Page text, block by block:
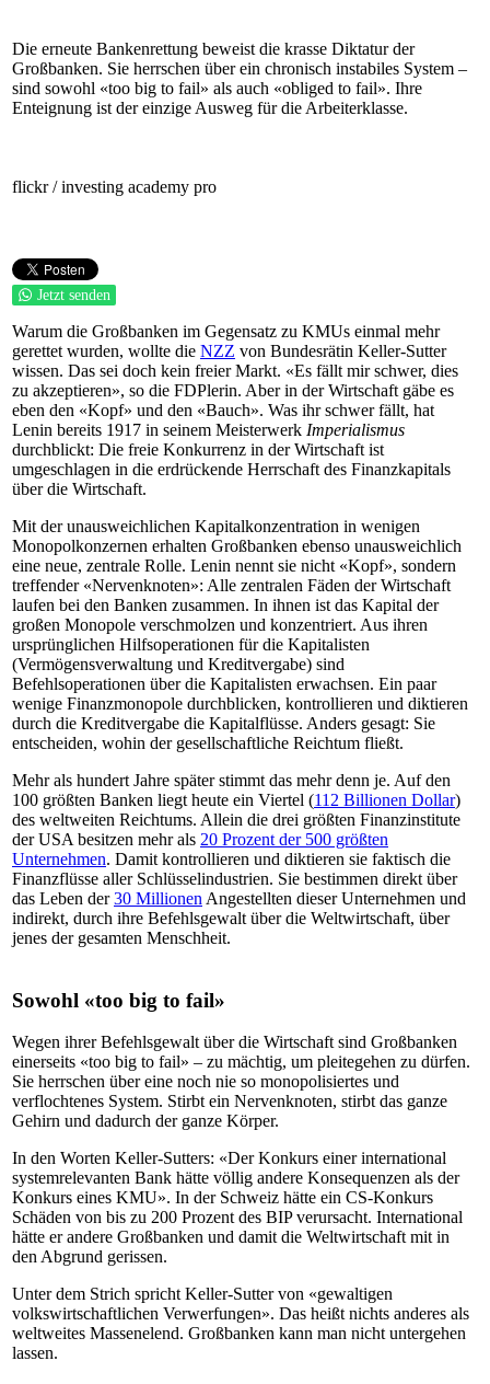
Die erneute Bankenrettung beweist die krasse Diktatur der
Großbanken. Sie herrschen über ein chronisch instabiles System –
sind sowohl «too big to fail» als auch «obliged to fail». Ihre
Enteignung ist der einzige Ausweg für die Arbeiterklasse.
flickr / investing academy pro
Jetzt senden
Warum die Großbanken im Gegensatz zu KMUs einmal mehr
gerettet wurden, wollte die NZZ von Bundesrätin Keller-Sutter
wissen. Das sei doch kein freier Markt. «Es fällt mir schwer, dies
zu akzeptieren», so die FDPlerin. Aber in der Wirtschaft gäbe es
eben den «Kopf» und den «Bauch». Was ihr schwer fällt, hat
Lenin bereits 1917 in seinem Meisterwerk Imperialismus
durchblickt: Die freie Konkurrenz in der Wirtschaft ist
umgeschlagen in die erdrückende Herrschaft des Finanzkapitals
über die Wirtschaft.
Mit der unausweichlichen Kapitalkonzentration in wenigen
Monopolkonzernen erhalten Großbanken ebenso unausweichlich
eine neue, zentrale Rolle. Lenin nennt sie nicht «Kopf», sondern
treffender «Nervenknoten»: Alle zentralen Fäden der Wirtschaft
laufen bei den Banken zusammen. In ihnen ist das Kapital der
großen Monopole verschmolzen und konzentriert. Aus ihren
ursprünglichen Hilfsoperationen für die Kapitalisten
(Vermögensverwaltung und Kreditvergabe) sind
Befehlsoperationen über die Kapitalisten erwachsen. Ein paar
wenige Finanzmonopole durchblicken, kontrollieren und diktieren
durch die Kreditvergabe die Kapitalflüsse. Anders gesagt: Sie
entscheiden, wohin der gesellschaftliche Reichtum fließt.
Mehr als hundert Jahre später stimmt das mehr denn je. Auf den
100 größten Banken liegt heute ein Viertel (112 Billionen Dollar)
des weltweiten Reichtums. Allein die drei größten Finanzinstitute
der USA besitzen mehr als 20 Prozent der 500 größten
Unternehmen. Damit kontrollieren und diktieren sie faktisch die
Finanzflüsse aller Schlüsselindustrien. Sie bestimmen direkt über
das Leben der30 Millionen Angestellten dieser Unternehmen und
indirekt, durch ihre Befehlsgewalt über die Weltwirtschaft, über
jenes der gesamten Menschheit.
Sowohl «too big to fail»
Wegen ihrer Befehlsgewalt über die Wirtschaft sind Großbanken
einerseits «too big to fail» – zu mächtig, um pleitegehen zu dürfen.
Sie herrschen über eine noch nie so monopolisiertes und
verflochtenes System. Stirbt ein Nervenknoten, stirbt das ganze
Gehirn und dadurch der ganze Körper.
In den Worten Keller-Sutters: «Der Konkurs einer international
systemrelevanten Bank hätte völlig andere Konsequenzen als der
Konkurs eines KMU». In der Schweiz hätte ein CS-Konkurs
Schäden von bis zu 200 Prozent des BIP verursacht. International
hätte er andere Großbanken und damit die Weltwirtschaft mit in
den Abgrund gerissen.
Unter dem Strich spricht Keller-Sutter von «gewaltigen
volkswirtschaftlichen Verwerfungen». Das heißt nichts anderes als
weltweites Massenelend. Großbanken kann man nicht untergehen
lassen.